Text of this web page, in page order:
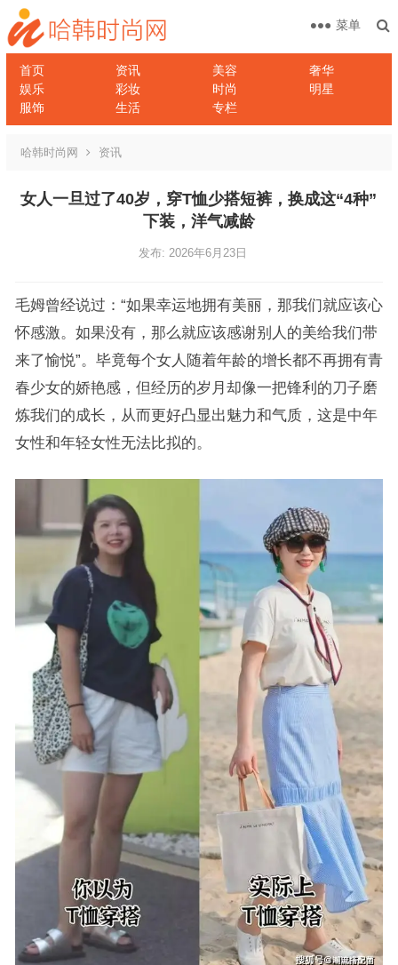
首页 资讯 美容
奢华
娱乐
彩妆 时尚
明星
服饰
生活 专栏
菜单
哈韩时尚网 资讯
女人一旦过了40岁，穿T恤少搭短裤，换成这“4种”
下装，洋气减龄
发布: 2026年6月23日
毛姆曾经说过：“如果幸运地拥有美丽，那我们就应该心
怀感激。如果没有，那么就应该感谢别人的美给我们带
来了愉悦”。毕竟每个女人随着年龄的增长都不再拥有青
春少女的娇艳感，但经历的岁月却像一把锋利的刀子磨
炼我们的成长，从而更好凸显出魅力和气质，这是中年
女性和年轻女性无法比拟的。